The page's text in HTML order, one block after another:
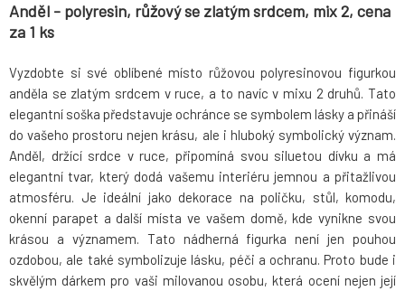
Anděl - polyresin, růžový se zlatým srdcem, mix 2, cena
za 1 ks
Vyzdobte si své oblíbené místo růžovou polyresinovou figurkou
anděla se zlatým srdcem v ruce, a to navíc v mixu 2 druhů. Tato
elegantní soška představuje ochránce se symbolem lásky a přináší
do vašeho prostoru nejen krásu, ale i hluboký symbolický význam.
Anděl, držící srdce v ruce, připomíná svou siluetou dívku a má
elegantní tvar, který dodá vašemu interiéru jemnou a přitažlivou
atmosféru. Je ideální jako dekorace na poličku, stůl, komodu,
okenní parapet a další místa ve vašem domě, kde vynikne svou
krásou a významem. Tato nádherná figurka není jen pouhou
ozdobou, ale také symbolizuje lásku, péči a ochranu. Proto bude i
skvělým dárkem pro vaši milovanou osobu, která ocení nejen její